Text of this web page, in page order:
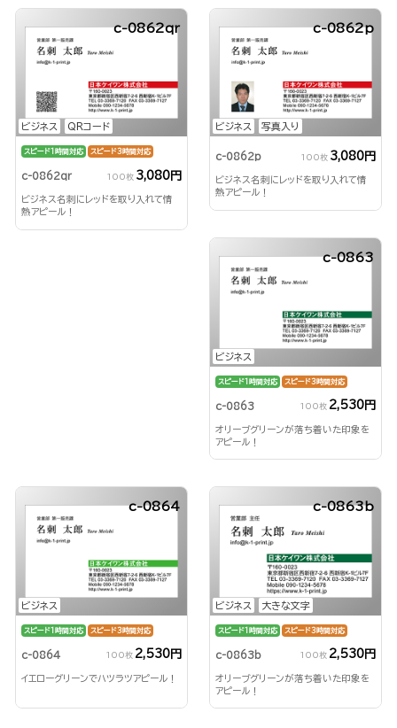
ビジネス QRコード
c-0862qr
スピード1時間対応 スピード3時間対応
c-0862qr 100枚 3,080円
ビジネス名刺にレッドを取り入れて情
熱アピール！
ビジネス 写真入り
c-0862p
c-0862p 100枚 3,080円
ビジネス名刺にレッドを取り入れて情
熱アピール！
ビジネス
c-0863
スピード1時間対応 スピード3時間対応
c-0863 100枚 2,530円
オリーブグリーンが落ち着いた印象を
アピール！
ビジネス
c-0864
スピード1時間対応 スピード3時間対応
c-0864 100枚 2,530円
イエローグリーンでハツラツアピール！
ビジネス 大きな文字
c-0863b
スピード1時間対応 スピード3時間対応
c-0863b 100枚 2,530円
オリーブグリーンが落ち着いた印象を
アピール！